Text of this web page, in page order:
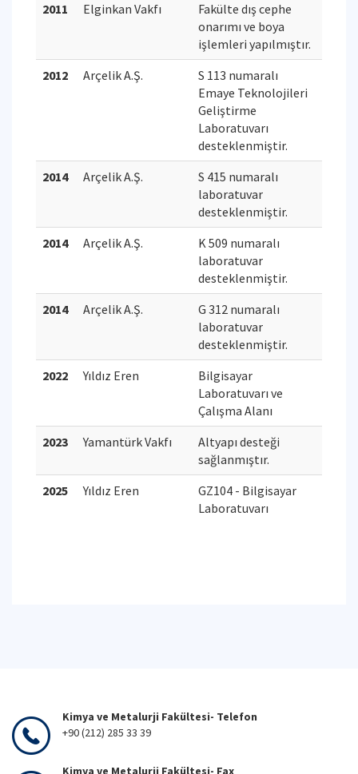
2011
Elginkan Vakfı
Fakülte dış cephe
onarımı ve boya
işlemleri yapılmıştır.
2012
Arçelik A.Ş.
S 113 numaralı
Emaye Teknolojileri
Geliştirme
Laboratuvarı
desteklenmiştir.
2014
Arçelik A.Ş.
S 415 numaralı
laboratuvar
desteklenmiştir.
2014
Arçelik A.Ş.
K 509 numaralı
laboratuvar
desteklenmiştir.
2014
Arçelik A.Ş.
G 312 numaralı
laboratuvar
desteklenmiştir.
2022
Yıldız Eren
Bilgisayar
Laboratuvarı ve
Çalışma Alanı
2023
Yamantürk Vakfı
Altyapı desteği
sağlanmıştır.
2025
Yıldız Eren
GZ104 - Bilgisayar
Laboratuvarı
Kimya ve Metalurji Fakültesi- Telefon
+90 (212) 285 33 39
Kimya ve Metalurji Fakültesi- Fax